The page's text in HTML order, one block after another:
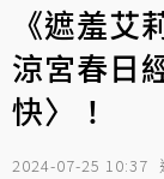
《遮羞
涼宮春日
快〉！
2024-07-25 10:37